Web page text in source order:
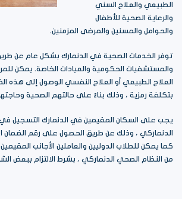
الطبيعي والعلاج السني
والرعاية الصحية للأطفال
والحوامل والمسنين والمرضى المزمنين.
توفر الخدمات الصحية في الدنمارك بشكل عام عن
والمستشفيات الحكومية والعيادات الخاصة. يمكن
العلاج الطبيعي أو العلاج النفسي الوصول إلى هذه
بتكلفة رمزية ، وذلك بناءً على حالتهم الصحية
يجب على السكان المقيمين في الدنمارك التسجيل
الدنماركي ، وذلك عن طريق الحصول على رقم الضمان
كما يمكن للطلاب الدوليين والعاملين الأجانب
من النظام الصحي الدنماركي ، بشرط الالتزام ببعض